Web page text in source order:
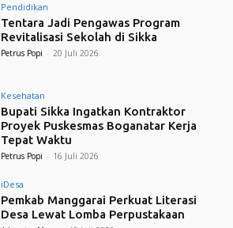
Pendidikan
Tentara Jadi Pengawas Program
Revitalisasi Sekolah di Sikka
Petrus Popi - 20 Juli 2026
Kesehatan
Bupati Sikka Ingatkan Kontraktor
Proyek Puskesmas Boganatar Kerja
Tepat Waktu
Petrus Popi - 16 Juli 2026
iDesa
Pemkab Manggarai Perkuat Literasi
Desa Lewat Lomba Perpustakaan